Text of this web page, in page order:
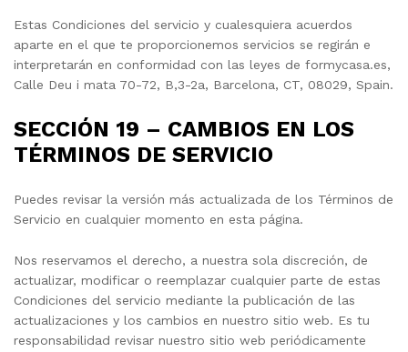
Estas Condiciones del servicio y cualesquiera acuerdos
aparte en el que te proporcionemos servicios se regirán e
interpretarán en conformidad con las leyes de formycasa.es,
Calle Deu i mata 70-72, B,3-2a, Barcelona, CT, 08029, Spain.
SECCIÓN 19 – CAMBIOS EN LOS
TÉRMINOS DE SERVICIO
Puedes revisar la versión más actualizada de los Términos de
Servicio en cualquier momento en esta página.
Nos reservamos el derecho, a nuestra sola discreción, de
actualizar, modificar o reemplazar cualquier parte de estas
Condiciones del servicio mediante la publicación de las
actualizaciones y los cambios en nuestro sitio web. Es tu
responsabilidad revisar nuestro sitio web periódicamente